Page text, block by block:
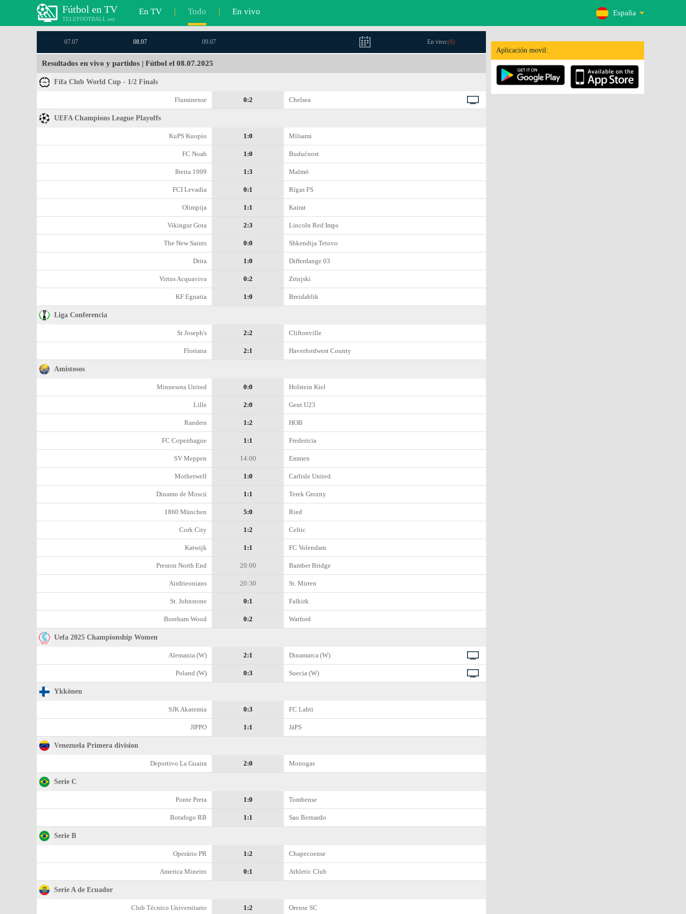
Fútbol en TV
TELEFOOTBALL.net
En TV | Todo | En vivo España
Aplicación movil:
07.07 08.07 09.07 En vivo:(8)
Resultados en vivo y partidos | Fútbol el 08.07.2025
Fifa Club World Cup - 1/2 Finals
Fluminense 0:2 Chelsea
UEFA Champions League Playoffs
KuPS Kuopio 1:0 Milsami
FC Noah 1:0 Budućnost
Iberia 1999 1:3 Malmö
FCI Levadia 0:1 Rīgas FS
Olimpija 1:1 Kairat
Vikingur Gota 2:3 Lincoln Red Imps
The New Saints 0:0 Shkendija Tetovo
Drita 1:0 Differdange 03
Virtus Acquaviva 0:2 Zrinjski
KF Egnatia 1:0 Breidablik
Liga Conferencia
St Joseph's 2:2 Cliftonville
Floriana 2:1 Haverfordwest County
Amistosos
Minnesota United 0:0 Holstein Kiel
Lille 2:0 Gent U23
Randers 1:2 HOB
FC Copenhague 1:1 Fredericia
SV Meppen 14:00 Emmen
Motherwell 1:0 Carlisle United
Dinamo de Moscú 1:1 Terek Grozny
1860 München 5:0 Ried
Cork City 1:2 Celtic
Katwijk 1:1 FC Volendam
Preston North End 20:00 Bamber Bridge
Airdrieonians 20:30 St. Mirren
St. Johnstone 0:1 Falkirk
Boreham Wood 0:2 Watford
Uefa 2025 Championship Women
Alemania (W) 2:1 Dinamarca (W)
Poland (W) 0:3 Suecia (W)
Ykkönen
SJK Akatemia 0:3 FC Lahti
JIPPO 1:1 JäPS
Venezuela Primera division
Deportivo La Guaira 2:0 Monogas
Serie C
Ponte Preta 1:0 Tombense
Botafogo RB 1:1 Sao Bernardo
Serie B
Operário PR 1:2 Chapecoense
Amеrica Mineiro 0:1 Athletic Club
Serie A de Ecuador
Club Técnico Universitario 1:2 Orense SC